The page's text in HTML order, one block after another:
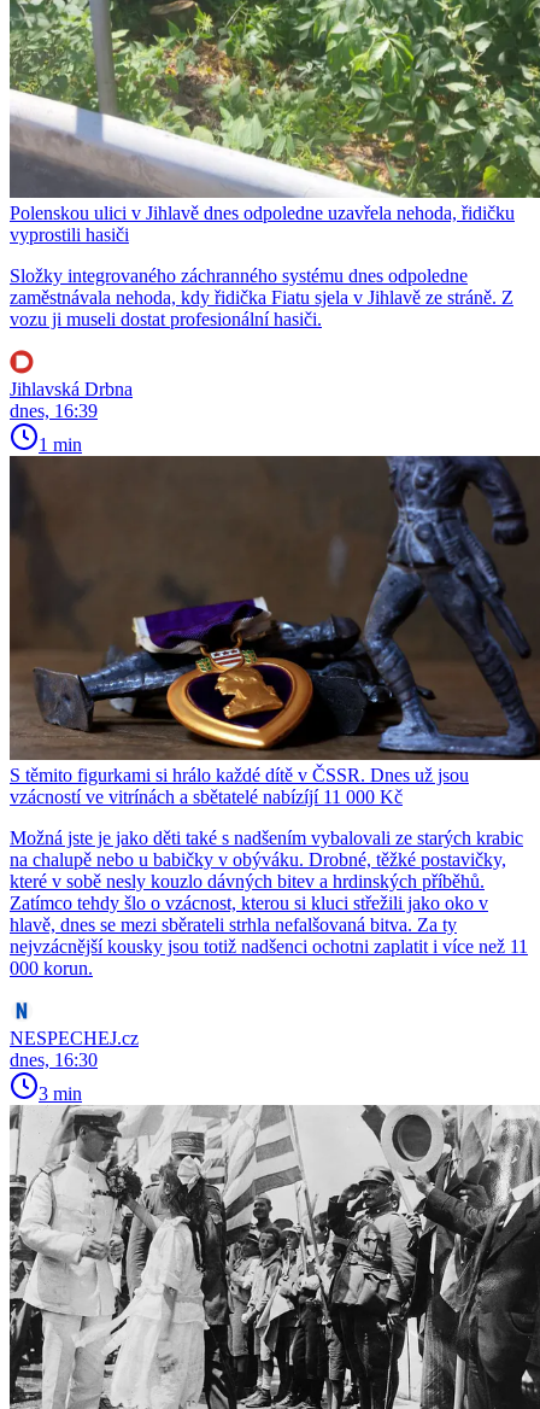
Polenskou ulici v Jihlavě dnes odpoledne uzavřela nehoda, řidičku
vyprostili hasiči
Složky integrovaného záchranného systému dnes odpoledne
zaměstnávala nehoda, kdy řidička Fiatu sjela v Jihlavě ze stráně. Z
vozu ji museli dostat profesionální hasiči.
Jihlavská Drbna
dnes, 16:39
1 min
S těmito figurkami si hrálo každé dítě v ČSSR. Dnes už jsou
vzácností ve vitrínách a sbětatelé nabízíjí 11 000 Kč
Možná jste je jako děti také s nadšením vybalovali ze starých krabic
na chalupě nebo u babičky v obýváku. Drobné, těžké postavičky,
které v sobě nesly kouzlo dávných bitev a hrdinských příběhů.
Zatímco tehdy šlo o vzácnost, kterou si kluci střežili jako oko v
hlavě, dnes se mezi sběrateli strhla nefalšovaná bitva. Za ty
nejvzácnější kousky jsou totiž nadšenci ochotni zaplatit i více než 11
000 korun.
NESPECHEJ.cz
dnes, 16:30
3 min